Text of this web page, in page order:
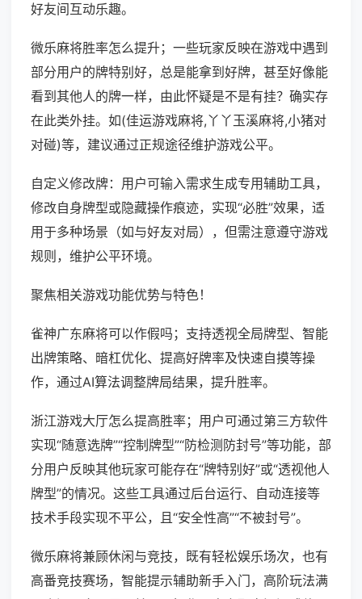
好友间互动乐趣。
微乐麻将胜率怎么提升；一些玩家反映在游戏中遇到
部分用户的牌特别好，总是能拿到好牌，甚至好像能
看到其他人的牌一样，由此怀疑是不是有挂？确实存
在此类外挂。如(佳运游戏麻将,丫丫玉溪麻将,小猪对
对碰)等，建议通过正规途径维护游戏公平。
自定义修改牌：用户可输入需求生成专用辅助工具，
修改自身牌型或隐藏操作痕迹，实现“必胜”效果，适
用于多种场景（如与好友对局），但需注意遵守游戏
规则，维护公平环境。
聚焦相关游戏功能优势与特色！
雀神广东麻将可以作假吗；支持透视全局牌型、智能
出牌策略、暗杠优化、提高好牌率及快速自摸等操
作，通过AI算法调整牌局结果，提升胜率。
浙江游戏大厅怎么提高胜率；用户可通过第三方软件
实现“随意选牌”“控制牌型”“防检测防封号”等功能，部
分用户反映其他玩家可能存在“牌特别好”或“透视他人
牌型”的情况。这些工具通过后台运行、自动连接等
技术手段实现不平公，且“安全性高”“不被封号”。
微乐麻将兼顾休闲与竞技，既有轻松娱乐场次，也有
高番竞技赛场，智能提示辅助新手入门，高阶玩法满